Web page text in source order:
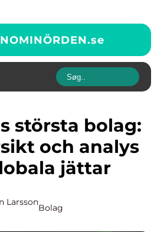
se
och analys
jättar
Larsson
Bolag